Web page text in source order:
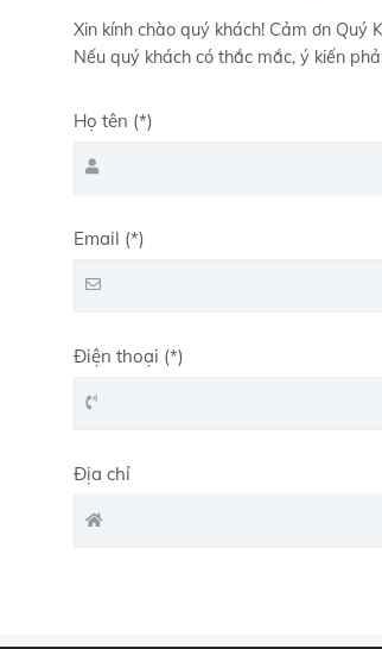
Xin kính chào quý khách! Cảm ơn Quý
Nếu quý khách có thắc mắc, ý kiến
Họ tên (*)
Email (*)
Điện thoại (*)
Địa chỉ